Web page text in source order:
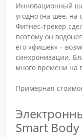
Инновационный
угодно (на шее, на
Фитнес-трекер
поэтому он
его «фишек» –
синхронизации.
много времени на
Примерная
Smart